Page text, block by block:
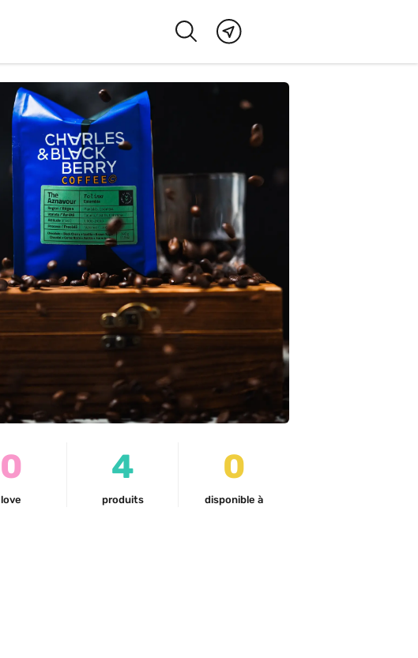
0
love
4
produits
0
disponible à